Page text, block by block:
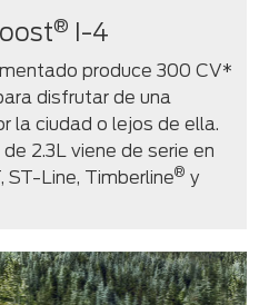
® I-4
produce 300 CV*
disfrutar de una
la ciudad o lejos de ella.
2.3L viene de serie en
ST-Line, Timberline® y